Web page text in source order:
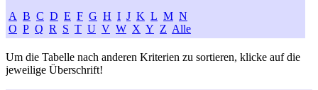
A B C D E F G H I J K L M N
O P Q R S T U V W X Y Z Alle
Um die Tabelle nach anderen Kriterien zu sortieren, klicke auf die
jeweilige Überschrift!